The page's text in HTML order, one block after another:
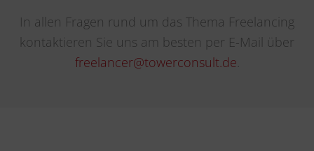
In allen Fragen rund um das Thema Freelancing
kontaktieren Sie uns am besten per E-Mail über
freelancer@towerconsult.de.